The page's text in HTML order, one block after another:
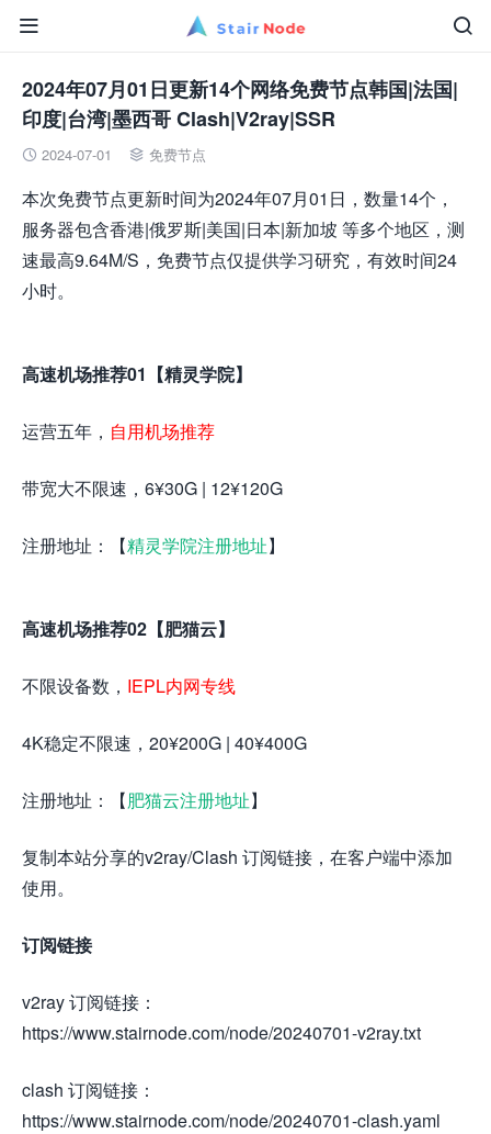


2024年07月01日更新14个网络免费节点韩国|法国|
印度|台湾|墨西哥 Clash|V2ray|SSR
 2024-07-01  免费节点
本次免费节点更新时间为2024年07月01日，数量14个，
服务器包含香港|俄罗斯|美国|日本|新加坡 等多个地区，测
速最高9.64M/S，免费节点仅提供学习研究，有效时间24
小时。
高速机场推荐01【精灵学院】
运营五年， 自用机场推荐
带宽大不限速，6¥30G | 12¥120G
注册地址：【精灵学院注册地址】
高速机场推荐02【肥猫云】
不限设备数， IEPL内网专线
4K稳定不限速，20¥200G | 40¥400G
注册地址：【肥猫云注册地址】
复制本站分享的v2ray/Clash 订阅链接，在客户端中添加
使用。
订阅链接
v2ray 订阅链接：
https://www.stairnode.com/node/20240701-v2ray.txt
clash 订阅链接：
https://www.stairnode.com/node/20240701-clash.yaml